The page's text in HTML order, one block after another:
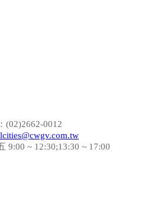
(02)2662-0012
9:00 ~ 12:30;13:30 ~ 17:00